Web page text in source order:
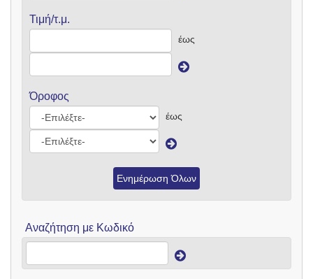
Τιμή/τ.μ.
έως
Όροφος
έως
Ενημέρωση Όλων
Αναζήτηση με Κωδικό